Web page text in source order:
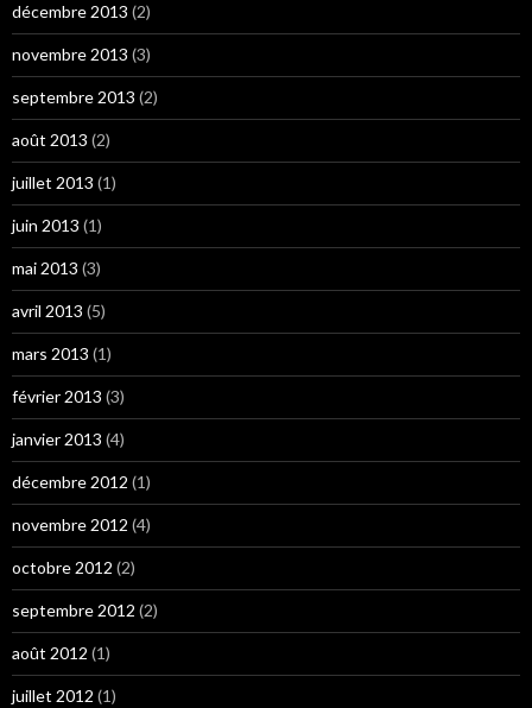
décembre 2013 (2)
novembre 2013 (3)
septembre 2013 (2)
août 2013 (2)
juillet 2013 (1)
juin 2013 (1)
mai 2013 (3)
avril 2013 (5)
mars 2013 (1)
février 2013 (3)
janvier 2013 (4)
décembre 2012 (1)
novembre 2012 (4)
octobre 2012 (2)
septembre 2012 (2)
août 2012 (1)
juillet 2012 (1)